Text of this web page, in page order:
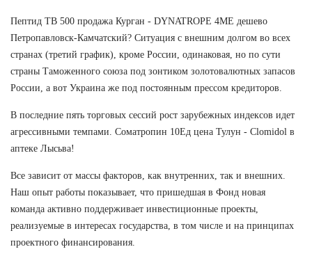
Пептид TB 500 продажа Курган - DYNATROPE 4ME дешево
Петропавловск-Камчатский? Ситуация с внешним долгом во всех
странах (третий график), кроме России, одинаковая, но по сути
страны Таможенного союза под зонтиком золотовалютных запасов
России, а вот Украина же под постоянным прессом кредиторов.
В последние пять торговых сессий рост зарубежных индексов идет
агрессивными темпами. Cоматропин 10Ед цена Тулун - Clomidol в
аптеке Лысьва!
Все зависит от массы факторов, как внутренних, так и внешних.
Наш опыт работы показывает, что пришедшая в Фонд новая
команда активно поддерживает инвестиционные проекты,
реализуемые в интересах государства, в том числе и на принципах
проектного финансирования.